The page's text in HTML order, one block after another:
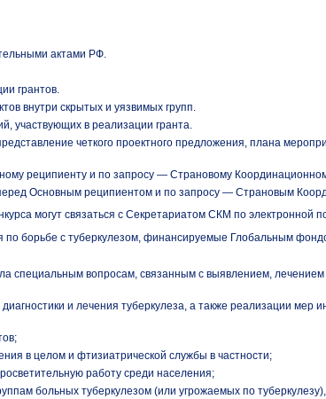
актами РФ.
грантов.
внутри скрытых и уязвимых групп.
участвующих в реализации гранта.
четкого проектного предложения, плана
реципиенту и по запросу — Страновому
перед Основным реципиентом и по запросу — Страновым
могут связаться с Секретариатом СКМ по электронной
по борьбе с туберкулезом, финансируемые Глобальным
специальным вопросам, связанным с выявлением, лечением
и лечения туберкулеза, а также реализации мер
в целом и фтизиатрической службы в частности;
работу среди населения;
больных туберкулезом (или угрожаемых по